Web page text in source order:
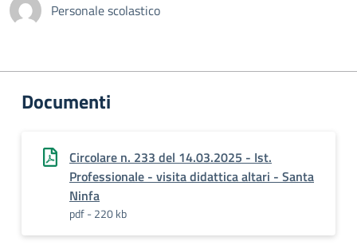
Personale scolastico
Documenti
Circolare n. 233 del 14.03.2025 - Ist.
Professionale - visita didattica altari - Santa
Ninfa
pdf - 220 kb